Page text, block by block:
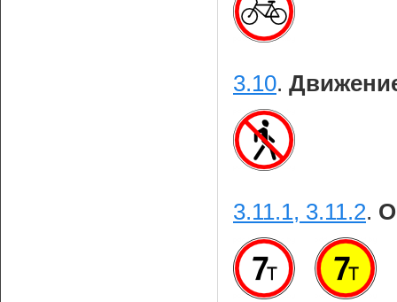
3.10.
3.11.1, 3.11.2.